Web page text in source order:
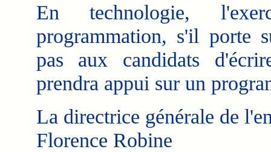
En technologie,
programmation, s'il porte
pas aux candidats
prendra appui sur un
La directrice générale de
Florence Robine